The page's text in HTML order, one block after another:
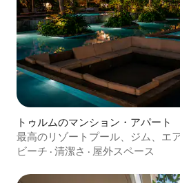
トゥルムのマンション・アパート
最高のリゾートプール、ジム、エ
機、Wi-Fi
ビーチ · 清潔さ · 屋外スペース